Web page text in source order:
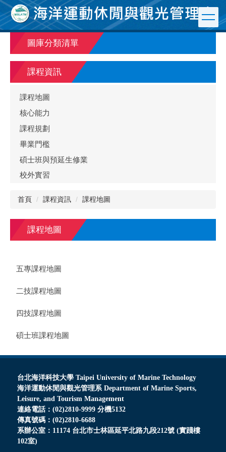
跳
到
主
容
圖庫分類清單
課程資訊
課程地圖
核心能力
課程規劃
畢業門檻
碩士班與預延生修業
校外實習
首頁 課程資訊 課程地圖
課程地圖
五專課程地圖
二技課程地圖
四技課程地圖
碩士班課程地圖
台北海洋科技大學 Taipei University of Marine Technology
海洋運動休閒與觀光管理系 Department of Marine Sports,
Leisure, and Tourism Management
連絡電話：(02)2810-9999 分機5132
傳真號碼：(02)2810-6688
系辦公室：11174 台北市士林區延平北路九段212號 (實踐樓
102室)